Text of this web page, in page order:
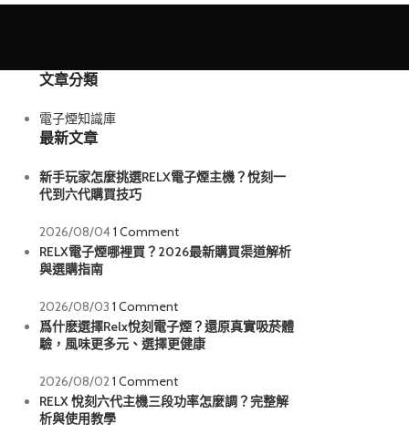
文章分類
電子煙知識庫
最新文章
新手玩家怎麼挑選RELX電子煙主機？悅刻一
代到六代購買技巧
2026/08/041 Comment
RELX電子煙哪裡買？2026最新購買渠道解析
與選購指南
2026/08/03 1 Comment
爲什麽選擇Relx悅刻電子煙？還原真實吸菸體
驗，風味更多元、選擇更健康
2026/08/021 Comment
RELX 悅刻六代主機三段功率怎麼調？完整解
析與使用教學